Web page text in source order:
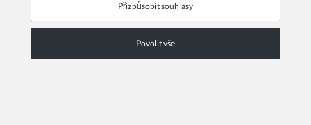
Přizpůsobit souhlasy
Povolit vše